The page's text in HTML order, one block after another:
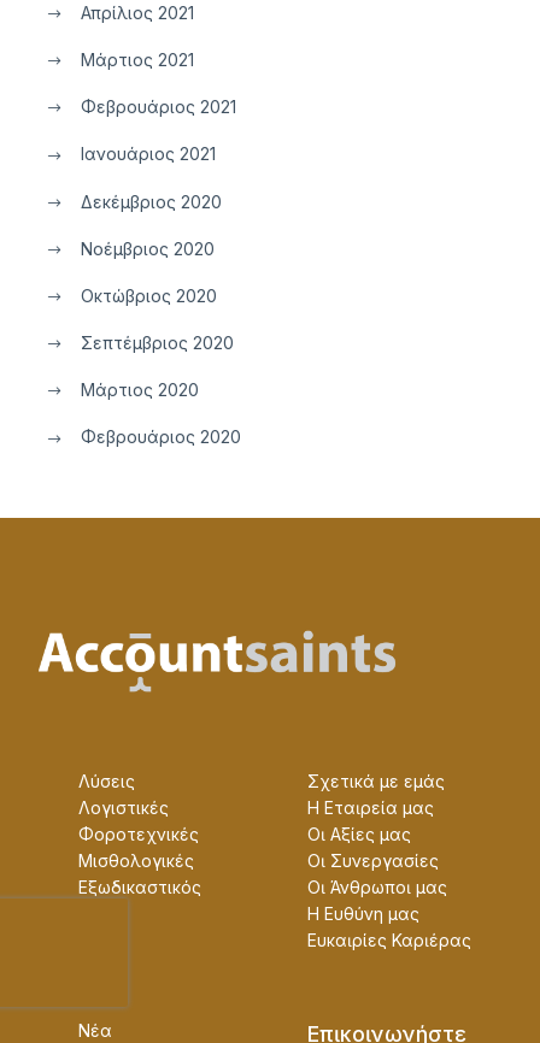
Απρίλιος 2021
Μάρτιος 2021
Φεβρουάριος 2021
Ιανουάριος 2021
Δεκέμβριος 2020
Νοέμβριος 2020
Οκτώβριος 2020
Σεπτέμβριος 2020
Μάρτιος 2020
Φεβρουάριος 2020
Λύσεις
Λογιστικές
Φοροτεχνικές
Μισθολογικές
Εξωδικαστικός
Σχετικά με εμάς
Η Εταɩρεία μας
Οɩ Αξίες μας
Οɩ Συνεργασίες
Οɩ Άνθρωποɩ μας
Η Ευθύνη μας
Ευκαɩρίες Καρɩέρας
Νέα Επɩκοɩνωνήστε